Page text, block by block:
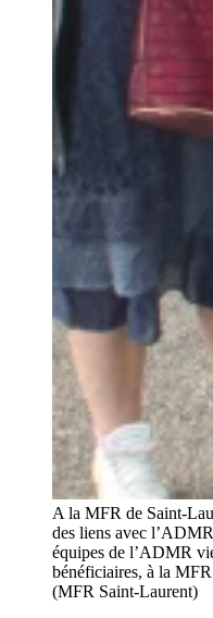
A la MFR de Saint-
des liens avec
équipes de l’ADMR
bénéficiaires, à la
(MFR Saint-Laurent)